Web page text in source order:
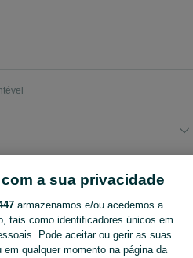
pinheiro são julião do tojal
Descubra os anúncios classificados gratuitos em Pontével no OLX Portugal. Desde empregos a serviços e produtos, encontre tudo o que precisa localmente. Mostrar
a sua privacidade
armazenamos e/ou acedemos a
tais como identificadores únicos em
Pode aceitar ou gerir as suas
qualquer momento na página da